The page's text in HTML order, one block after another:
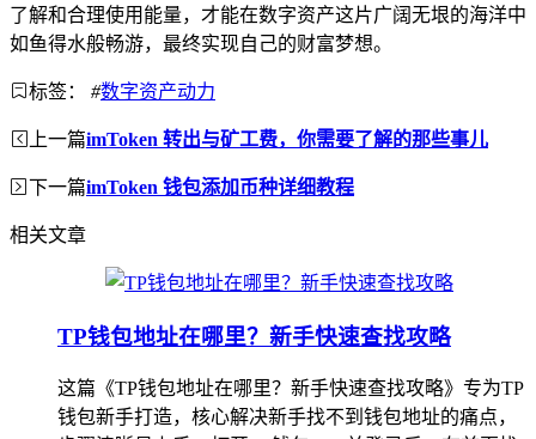
了解和合理使用能量，才能在数字资产这片广阔无垠的海洋中
如鱼得水般畅游，最终实现自己的财富梦想。
标签： #数字资产动力
上一篇imToken 转出与矿工费，你需要了解的那些事儿
下一篇imToken 钱包添加币种详细教程
相关文章
TP钱包地址在哪里？新手快速查找攻略
这篇《TP钱包地址在哪里？新手快速查找攻略》专为TP
钱包新手打造，核心解决新手找不到钱包地址的痛点，